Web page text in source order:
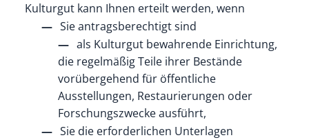
Kulturgut kann Ihnen erteilt werden, wenn
Sie antragsberechtigt sind
als Kulturgut bewahrende Einrichtung,
die regelmäßig Teile ihrer Bestände
vorübergehend für öffentliche
Ausstellungen, Restaurierungen oder
Forschungszwecke ausführt,
Sie die erforderlichen Unterlagen